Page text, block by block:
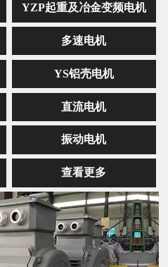
YZP起重及冶金变频电机
多速电机
YS铝壳电机
直流电机
振动电机
查看更多